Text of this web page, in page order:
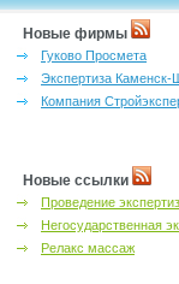
Новые фирмы
Гуково Просмета
Экспертиза Каменск-
Компания
Новые ссылки
Проведение
Негосударственная
Релакс массаж